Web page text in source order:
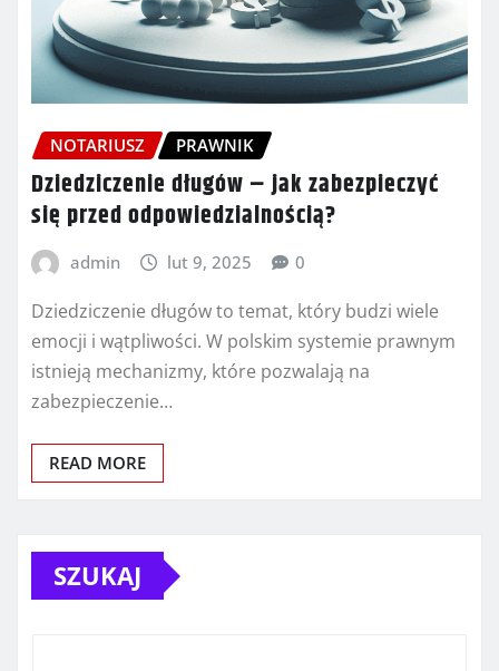
NOTARIUSZ PRAWNIK
Dziedziczenie długów – jak zabezpieczyć
się przed odpowiedzialnością?
admin lut 9, 2025 0
Dziedziczenie długów to temat, który budzi wiele
emocji i wątpliwości. W polskim systemie prawnym
istnieją mechanizmy, które pozwalają na
zabezpieczenie…
READ MORE
SZUKAJ